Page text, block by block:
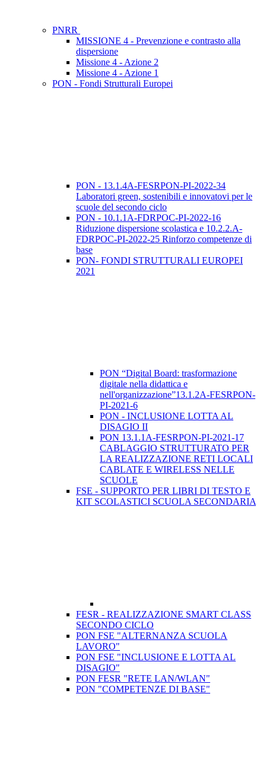
PNRR
MISSIONE 4 - Prevenzione e contrasto alla
dispersione
Missione 4 - Azione 2
Missione 4 - Azione 1
PON - Fondi Strutturali Europei
PON - 13.1.4A-FESRPON-PI-2022-34
Laboratori green, sostenibili e innovatovi per le
scuole del secondo ciclo
PON - 10.1.1A-FDRPOC-PI-2022-16
Riduzione dispersione scolastica e 10.2.2.A-
FDRPOC-PI-2022-25 Rinforzo competenze di
base
PON- FONDI STRUTTURALI EUROPEI
2021
PON “Digital Board: trasformazione
digitale nella didattica e
nell'organizzazione”13.1.2A-FESRPON-
PI-2021-6
PON - INCLUSIONE LOTTA AL
DISAGIO II
PON 13.1.1A-FESRPON-PI-2021-17
CABLAGGIO STRUTTURATO PER
LA REALIZZAZIONE RETI LOCALI
CABLATE E WIRELESS NELLE
SCUOLE
FSE - SUPPORTO PER LIBRI DI TESTO E
KIT SCOLASTICI SCUOLA SECONDARIA
FESR - REALIZZAZIONE SMART CLASS
SECONDO CICLO
PON FSE "ALTERNANZA SCUOLA
LAVORO"
PON FSE "INCLUSIONE E LOTTA AL
DISAGIO"
PON FESR "RETE LAN/WLAN"
PON "COMPETENZE DI BASE"